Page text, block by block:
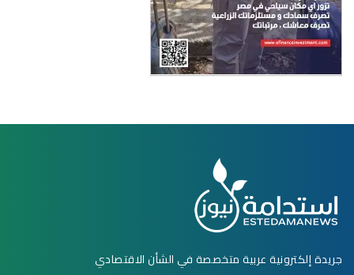
جريدة إلكترونية عربية متخصصة في الشأن الاقتصادي